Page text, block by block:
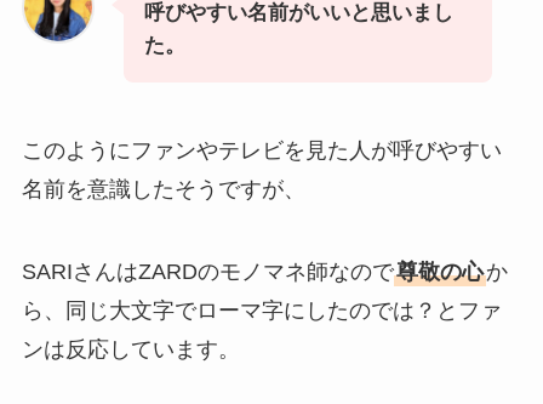
呼びやすい名前がいいと思いまし
た。
このようにファンやテレビを見た人が呼びやすい
名前を意識したそうですが、
SARIさんはZARDのモノマネ師なので尊敬の心か
ら、同じ大文字でローマ字にしたのでは？とファ
ンは反応しています。